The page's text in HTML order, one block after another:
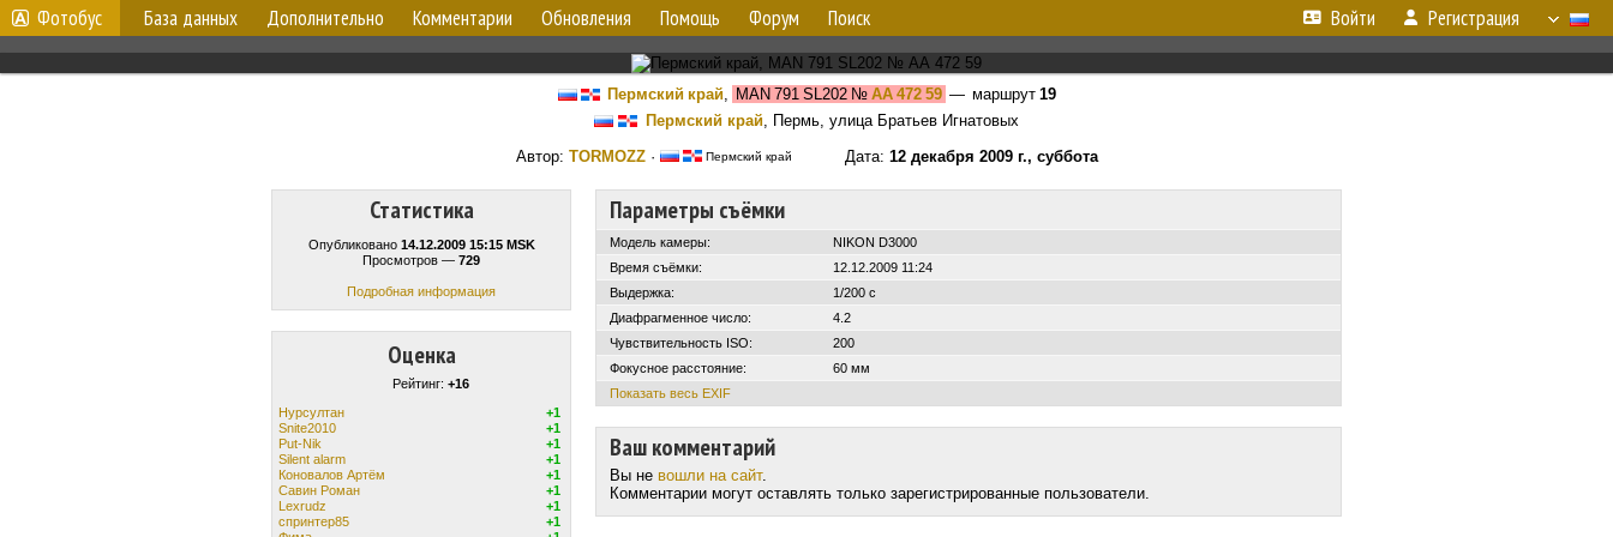
Фотобус База данных Дополнительно Комментарии Обновления Помощь Форум Поиск Войти Регистрация
Пермский край, MAN 791 SL202№ АА 472 59 — маршрут 19
Пермский край, Пермь, улица Братьев Игнатовых
Автор: TORMOZZ· Пермский край Дата: 12 декабря 2009 г., суббота
Статистика
Опубликовано 14.12.2009 15:15 MSK
Просмотров — 729
Подробная информация
Оценка
Рейтинг: +16
Нурсултан
+1
Snite2010
+1
Put-Nik
+1
Silent alarm
+1
Коновалов Артём
+1
Савин Роман
+1
Lexrudz
+1
спринтер85
+1
Параметры съёмки
Модель камеры:
NIKON D3000
Время съёмки:
12.12.2009 11:24
Выдержка:
1/200 с
Диафрагменное число:
4.2
Чувствительность ISO:
200
Фокусное расстояние:
60 мм
Показать весь EXIF
Ваш комментарий
Вы не вошли на сайт.
Комментарии могут оставлять только зарегистрированные пользователи.